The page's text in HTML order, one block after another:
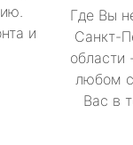
и
Где Вы
Санкт-
области
любом
Вас в